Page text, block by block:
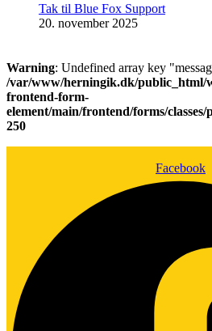
Tak til Blue Fox Support
20. november 2025
Warning: Undefined array key
/var/www/herningik.dk/public_html/
frontend-form-
element/main/frontend/forms/classes/
250
Facebook